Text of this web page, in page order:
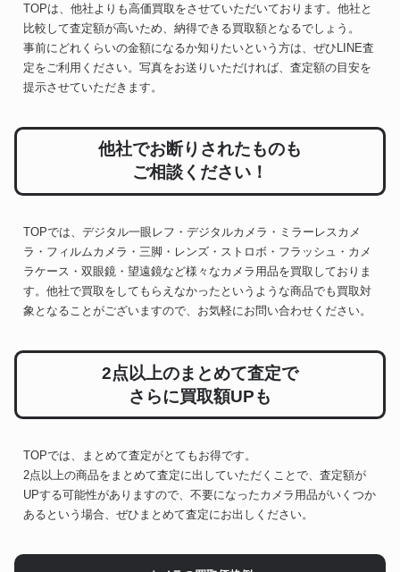
TOPは、他社よりも高価買取をさせていただいております。他社と
比較して査定額が高いため、納得できる買取額となるでしょう。
事前にどれくらいの金額になるか知りたいという方は、ぜひLINE査
定をご利用ください。写真をお送りいただければ、査定額の目安を
提示させていただきます。
他社でお断りされたものも
ご相談ください！
TOPでは、デジタル一眼レフ・デジタルカメラ・ミラーレスカメ
ラ・フィルムカメラ・三脚・レンズ・ストロボ・フラッシュ・カメ
ラケース・双眼鏡・望遠鏡など様々なカメラ用品を買取しておりま
す。他社で買取をしてもらえなかったというような商品でも買取対
象となることがございますので、お気軽にお問い合わせください。
2点以上のまとめて査定で
さらに買取額UPも
TOPでは、まとめて査定がとてもお得です。
2点以上の商品をまとめて査定に出していただくことで、査定額が
UPする可能性がありますので、不要になったカメラ用品がいくつか
あるという場合、ぜひまとめて査定にお出しください。